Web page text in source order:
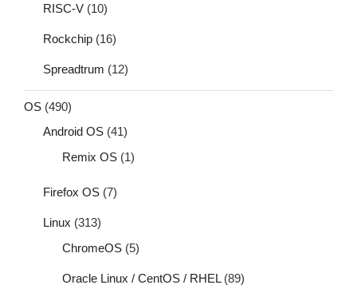
RISC-V (10)
Rockchip (16)
Spreadtrum (12)
OS (490)
Android OS (41)
Remix OS (1)
Firefox OS (7)
Linux (313)
ChromeOS (5)
Oracle Linux / CentOS / RHEL(89)